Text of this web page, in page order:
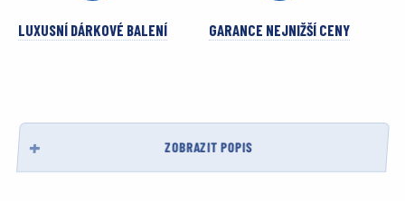
LUXUSNÍ DÁRKOVÉ BALENÍ GARANCE NEJNIŽŠÍ CENY
ZOBRAZIT POPIS